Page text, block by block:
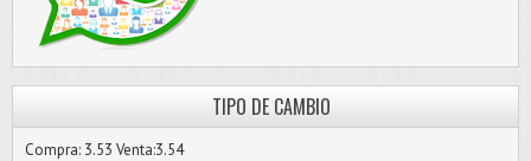
TIPO DE CAMBIO
Compra: 3.53 Venta:3.54